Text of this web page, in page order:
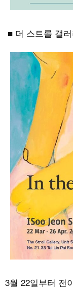
■ 더 스트롤 갤
3월 22일부터 전